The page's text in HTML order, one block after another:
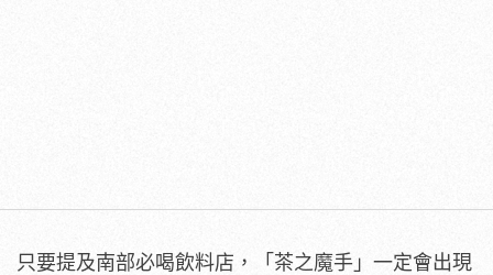
只要提及南部必喝飲料店，「茶之魔手」一定會出現